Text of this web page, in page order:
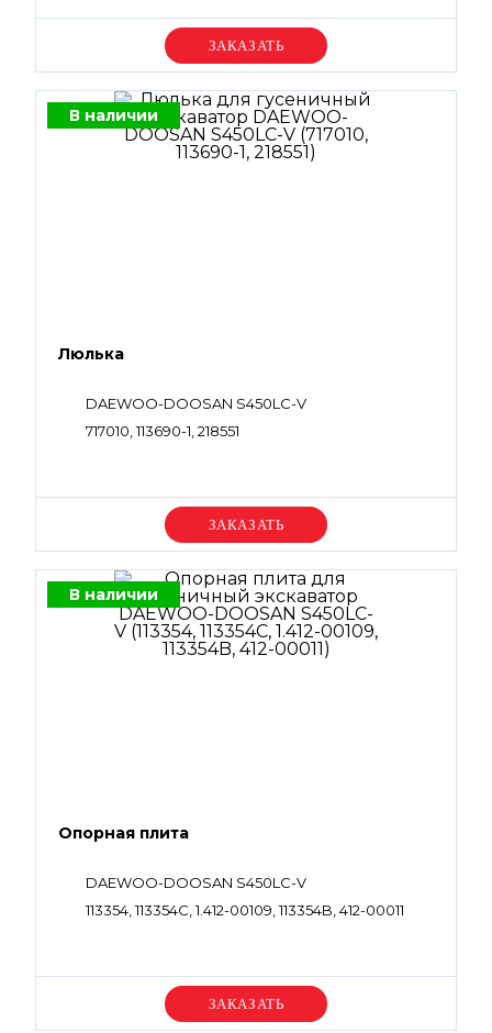
Уточняйте цену
В наличии
Люлька
DAEWOO-DOOSAN S450LC-V
717010, 113690-1, 218551
Уточняйте цену
В наличии
Опорная плита
DAEWOO-DOOSAN S450LC-V
113354, 113354C, 1.412-00109, 113354B, 412-00011
Уточняйте цену